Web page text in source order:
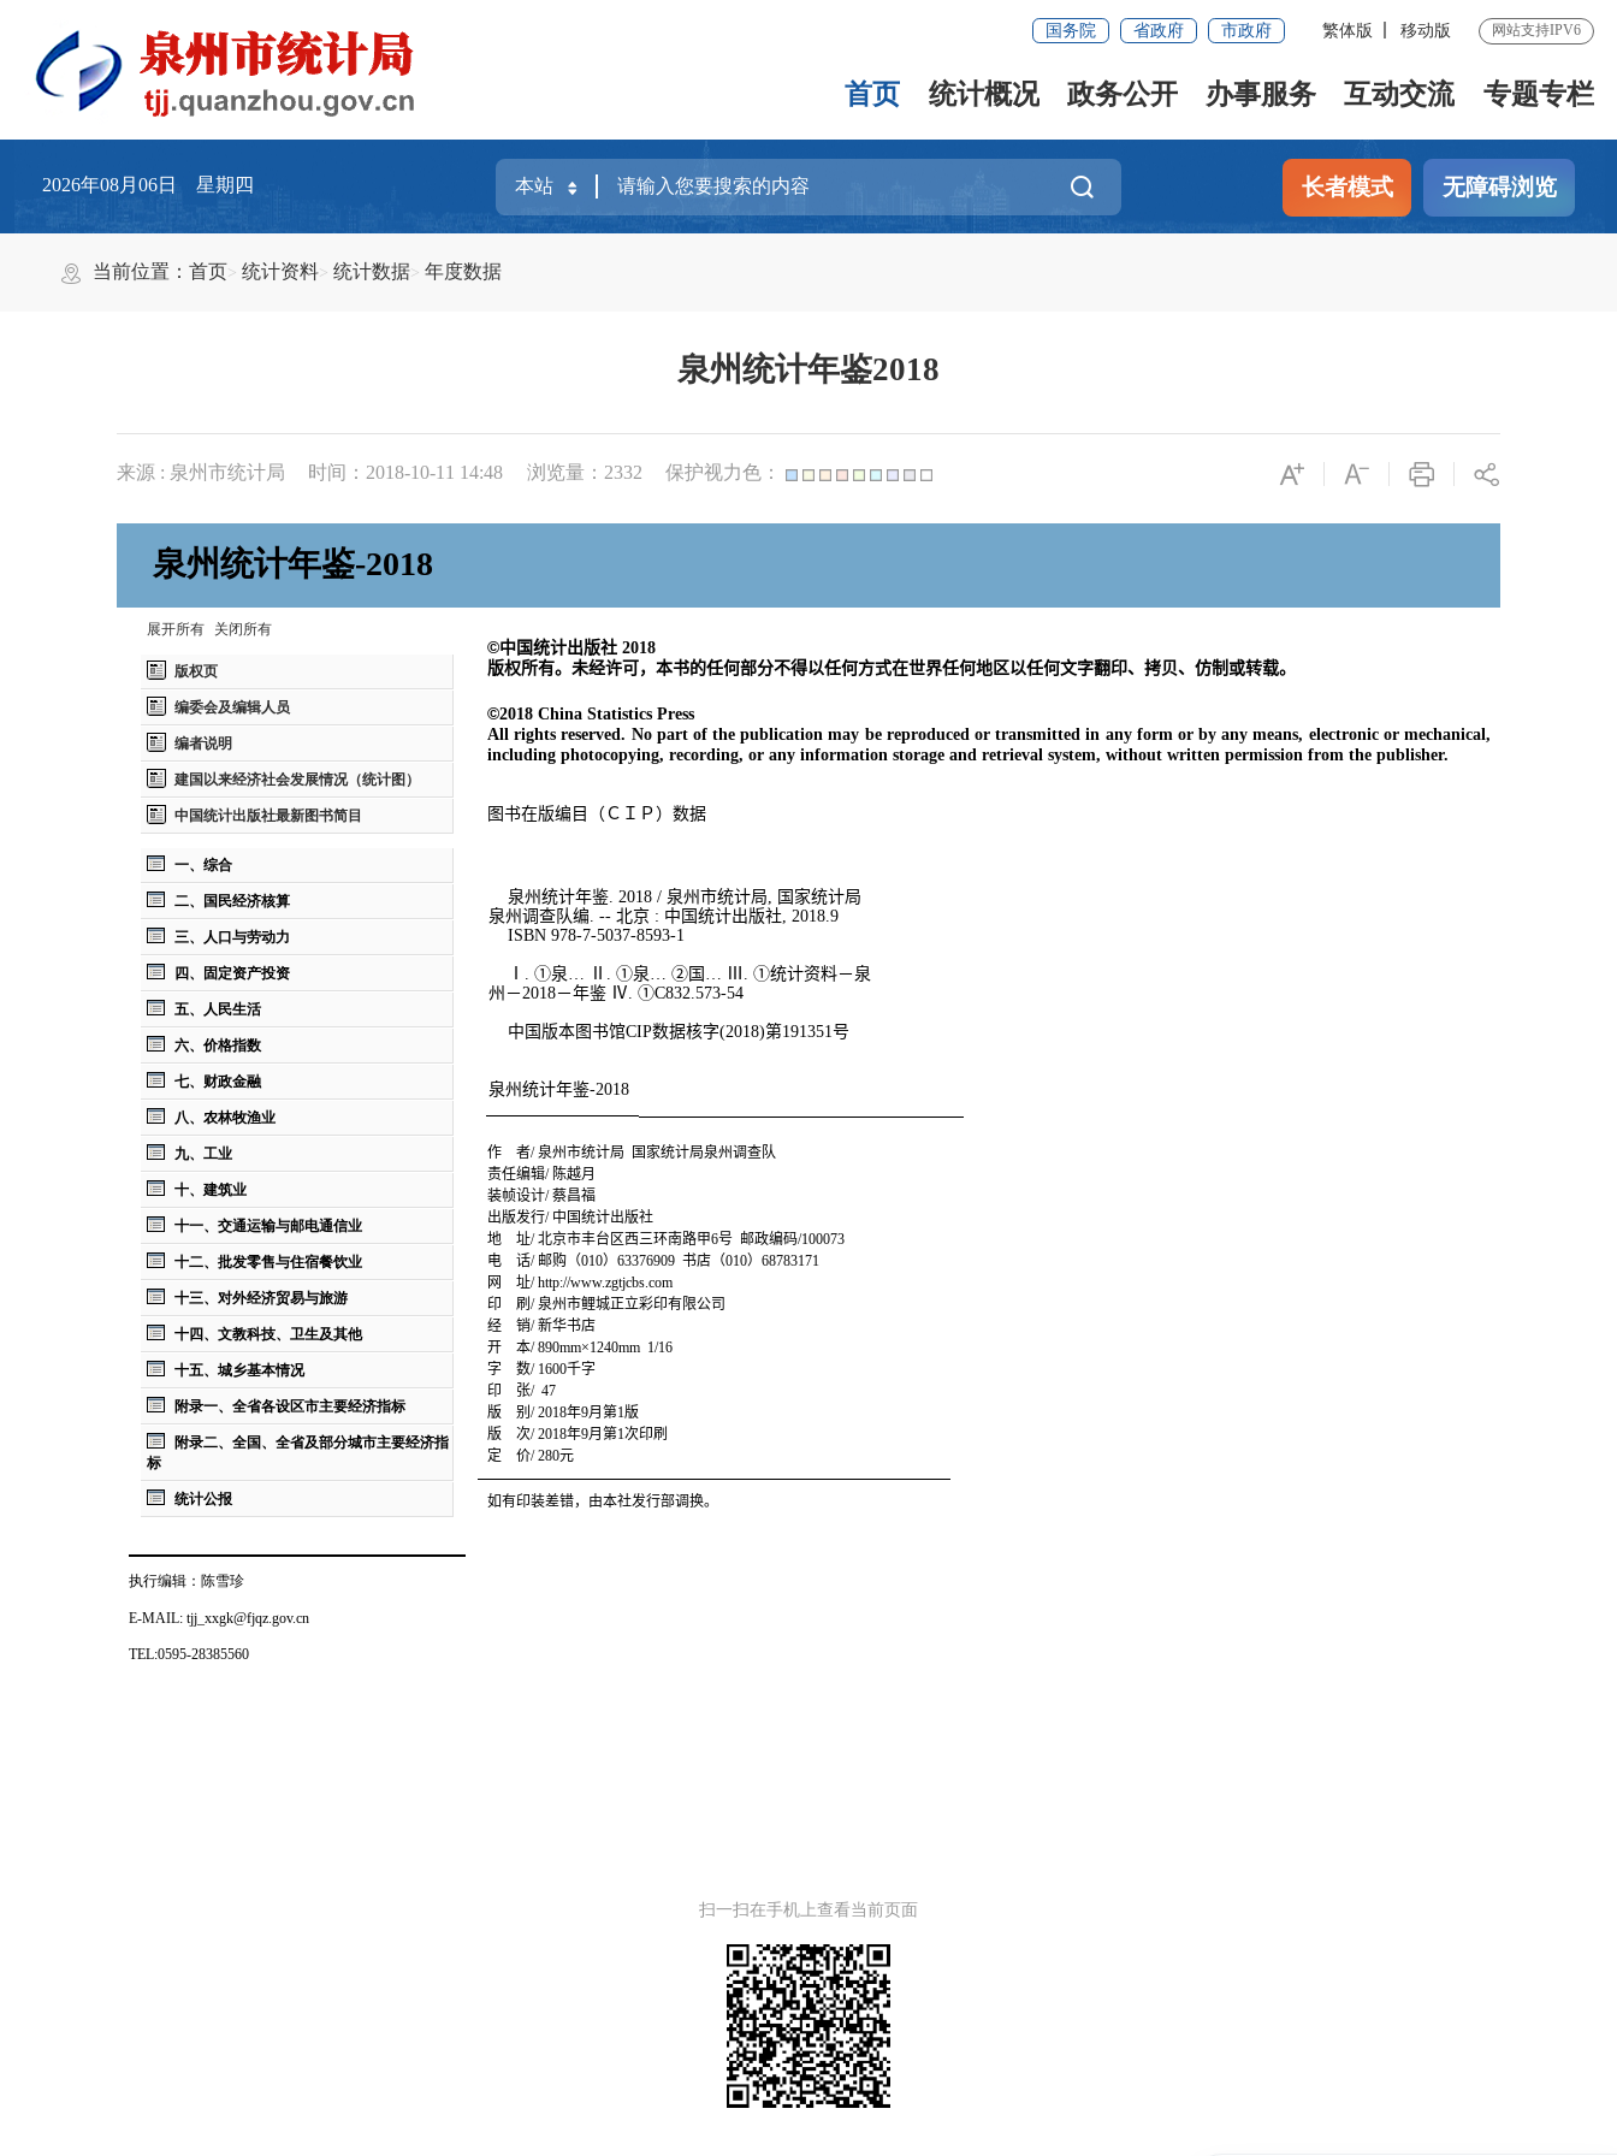
国务院 省政府 市政府 繁体版 移动版 网站支持IPV6
首页 统计概况 政务公开 办事服务 互动交流 专题专栏
2026年08月06日 星期四 长者模式 无障碍浏览
当前位置：首页 统计资料 统计数据 年度数据
泉州统计年鉴2018
来源 : 泉州市统计局 时间：2018-10-11 14:48 浏览量： 2332 保护视力色：
扫一扫在手机上查看当前页面